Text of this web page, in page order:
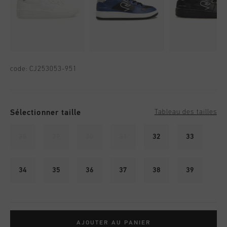
code: CJ253053-951
Sélectionner taille Tableau des tailles
32 33
34 35 36 37 38 39
AJOUTER AU PANIER